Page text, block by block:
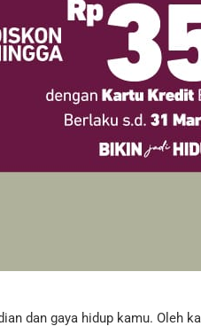
dan gaya hidup kamu. Oleh